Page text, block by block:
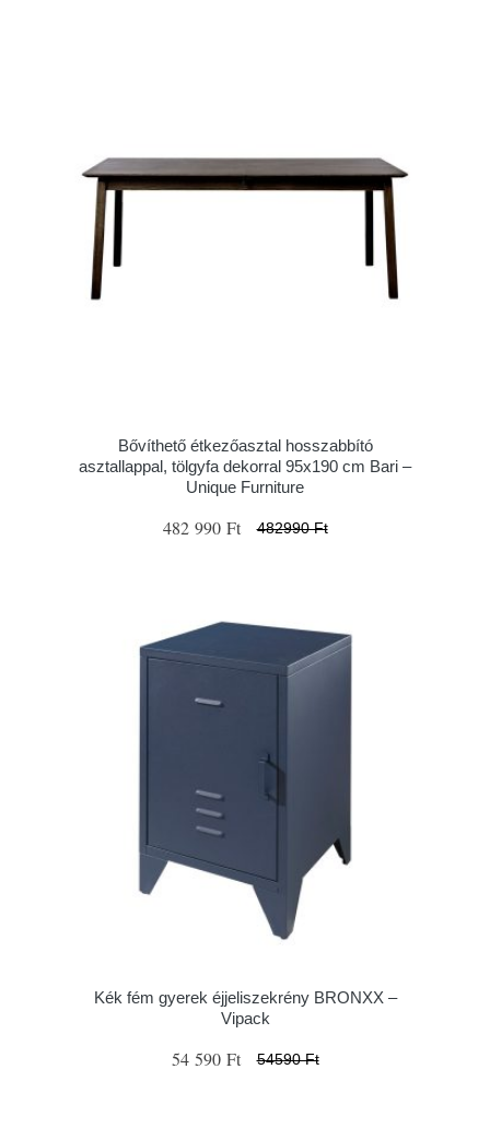
Bővíthető étkezőasztal hosszabbító
asztallappal, tölgyfa dekorral 95x190 cm Bari –
Unique Furniture
482 990 Ft 482990 Ft
Kék fém gyerek éjjeliszekrény BRONXX –
Vipack
54 590 Ft 54590 Ft